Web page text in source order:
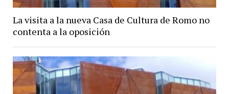
La visita a la nueva Casa de Cultura de Romo no
contenta a la oposición